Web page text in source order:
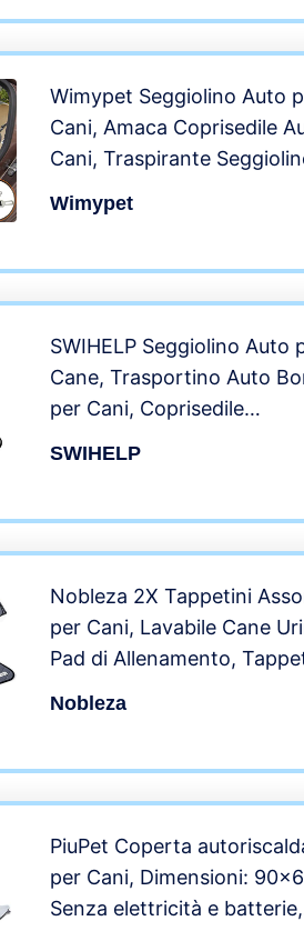
Wimypet Seggiolino Auto
Cani, Amaca Coprisedile
Cani, Traspirante
Installare Trasportino Cane
Wimypet
SWIHELP Seggiolino Auto
Cane, Trasportino Auto
per Cani, Coprisedile
SWIHELP
Nobleza 2X Tappetini
per Cani, Lavabile Cane
Pad di Allenamento,
Nobleza
PiuPet Coperta
per Cani, Dimensioni:
Senza elettricità e batterie,